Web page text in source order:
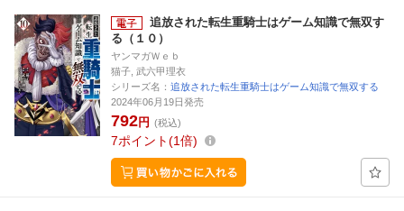
追放された転生重騎士はゲーム知識で無双す
る（１０）
ヤンマガＷｅｂ
猫子, 武六甲理衣
シリーズ名： 追放された転生重騎士はゲーム知識で無双する
2024年06月19日発売
792円 (税込)
7ポイント 1倍